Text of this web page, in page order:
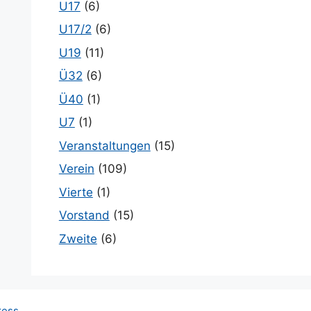
U17 (6)
U17/2 (6)
U19 (11)
Ü32 (6)
Ü40 (1)
U7 (1)
Veranstaltungen (15)
Verein (109)
Vierte (1)
Vorstand (15)
Zweite (6)